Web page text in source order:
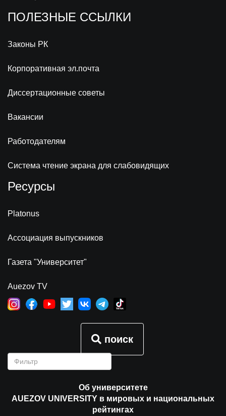
ПОЛЕЗНЫЕ ССЫЛКИ
Законы РК
Корпоративная эл.почта
Диссертационные советы
Вакансии
Работодателям
Система чтение экрана для слабовидящих
Ресурсы
Platonus
Ассоциация выпускников
Газета "Университет"
Auezov TV
поиск
Об университете
AUEZOV UNIVERSITY в мировых и национальных
рейтингах